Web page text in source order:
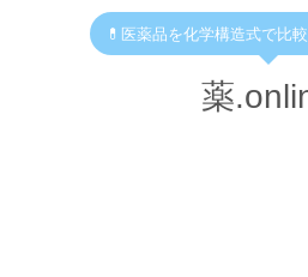
💊医薬品を化学構造式で比
薬